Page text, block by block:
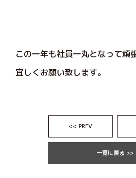
この一年も社員一丸となって頑
宜しくお願い致します。
<< PREV
一覧に戻る >>